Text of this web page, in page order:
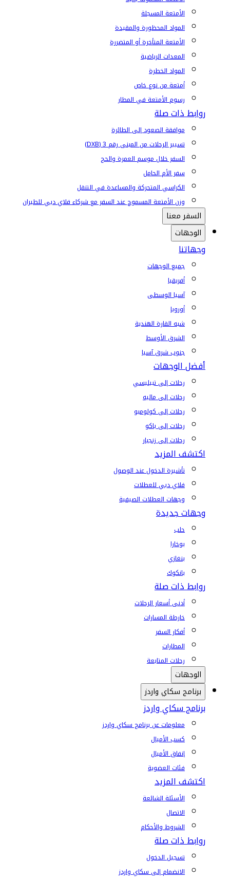
الأمتعة المسجلة
المواد المحظورة والمقيدة
الأمتعة المتأخرة أو المتضررة
المعدات الرياضية
المواد الخطرة
أمتعة من نوع خاص
رسوم الأمتعة في المطار
روابط ذات صلة
موافقة الصعود إلى الطائرة
تسيير الرحلات من المبنى رقم 3 (DXB)
السفر خلال موسم العمرة والحج
سفر الأم الحامل
الكراسي المتحركة والمساعدة في التنقل
وزن الأمتعة المسموح عند السفر مع شركاء فلاي دبي للطيران
السفر معنا
الوجهات
وجهاتنا
جميع الوجهات
أفريقيا
آسيا الوسطى
أوروبا
شبه القارة الهندية
الشرق الأوسط
جنوب شرق آسيا
أفضل الوجهات
رحلات إلى تبيليسي
رحلات إلى ماليه
رحلات إلى كولومبو
رحلات إلى باكو
رحلات إلى زنجبار
اكتشف المزيد
تأشيرة الدخول عند الوصول
فلاي دبي للعطلات
وجهات العطلات الصيفية
وجهات جديدة
حلب
بوخارا
بنغازي
بانكوك
روابط ذات صلة
أدنى أسعار الرحلات
خارطة المسارات
أفكار السفر
المطارات
رحلات المتابعة
الوجهات
برنامج سكاي واردز
برنامج سكاي واردز
معلومات عن برنامج سكاي واردز
كسب الأميال
إنفاق الأميال
فئات العضوية
اكتشف المزيد
الأسئلة الشائعة
الاتصال
الشروط والأحكام
روابط ذات صلة
تسجيل الدخول
الانضمام إلى سكاي واردز